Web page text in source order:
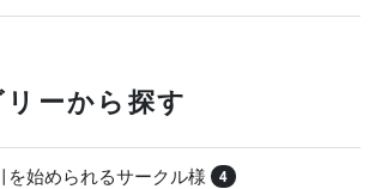
ーから探す
を始められるサークル様 4